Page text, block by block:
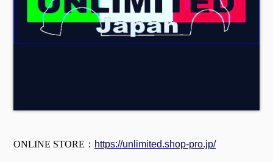
ONLINE STORE： https://unlimited.shop-pro.jp/